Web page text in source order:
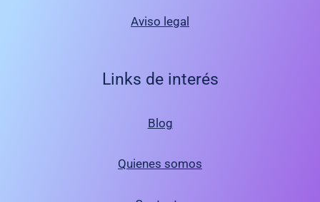
Aviso legal
Links de interés
Blog
Quienes somos